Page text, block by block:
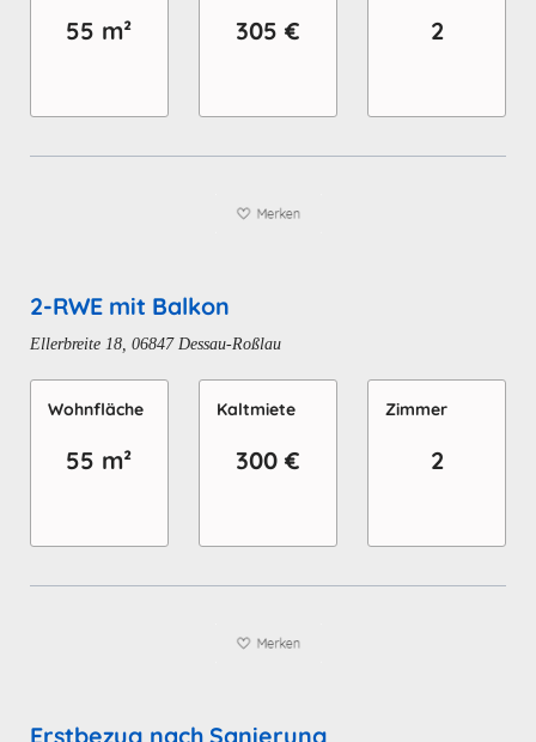
55 m² 305 € 2
2-RWE mit Balkon
Ellerbreite 18, 06847 Dessau-Roßlau
Wohn­fläche
55 m²
Kaltmiete
300 €
Zimmer
2
Erstbezug nach Sanierung